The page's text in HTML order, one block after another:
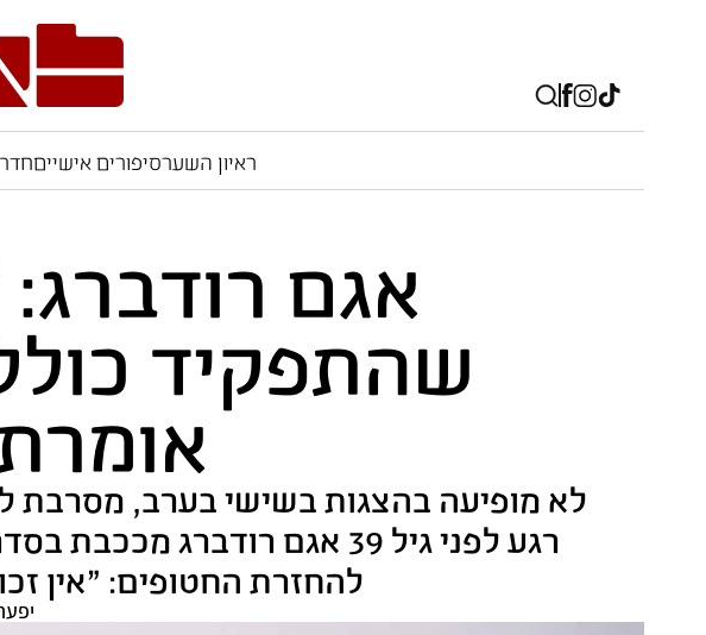
ראיון השערסיפורים אישיים
אגם
שהתפקיד
לא מופיעה בהצגות בשישי בערב, מסרבת
רגע לפני גיל 39 אגם
להחזרת החטופים: "אין